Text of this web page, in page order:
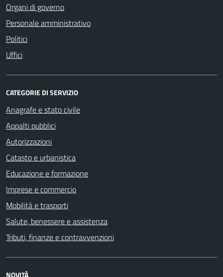
Organi di governo
Personale amministrativo
Politici
Uffici
CATEGORIE DI SERVIZIO
Anagrafe e stato civile
Appalti pubblici
Autorizzazioni
Catasto e urbanistica
Educazione e formazione
Imprese e commercio
Mobilità e trasporti
Salute, benessere e assistenza
Tributi, finanze e contravvenzioni
NOVITÀ